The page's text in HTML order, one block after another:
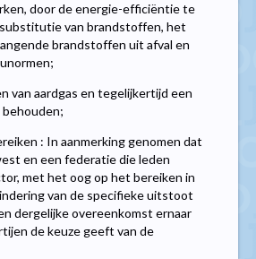
door de energie-efficiëntie te
van brandstoffen, het
brandstoffen uit afval en
van aardgas en tegelijkertijd een
: In aanmerking genomen dat
en een federatie die leden
met het oog op het bereiken in
van de specifieke uitstoot
dergelijke overeenkomst ernaar
de keuze geeft van de